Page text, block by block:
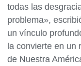
todas las
problema»,
un vínculo
la convierte en un
de Nuestra